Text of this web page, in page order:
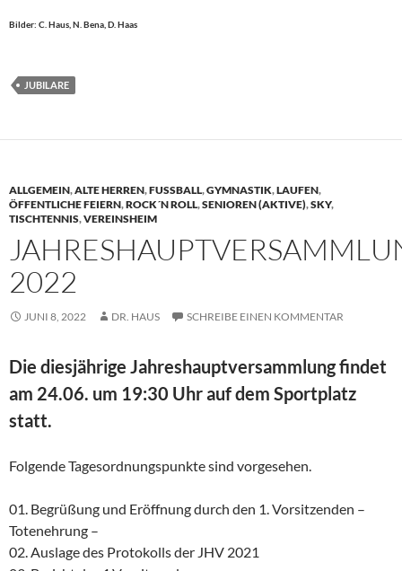
Bilder: C. Haus, N. Bena, D. Haas
JUBILARE
ALLGEMEIN,ALTE HERREN,FUSSBALL ,GYMNASTIK,LAUFEN,
ÖFFENTLICHE FEIERN,ROCK´N ROLL,SENIOREN (AKTIVE),SKY,
TISCHTENNIS,VEREINSHEIM
2022
JUNI 8, 2022 DR. HAUS SCHREIBE EINEN KOMMENTAR
Die diesjährige Jahreshauptversammlung findet
am 24.06. um 19:30 Uhr auf dem Sportplatz
statt.
Folgende Tagesordnungspunkte sind vorgesehen.
01. Begrüßung und Eröffnung durch den 1. Vorsitzenden –
Totenehrung –
02. Auslage des Protokolls der JHV 2021